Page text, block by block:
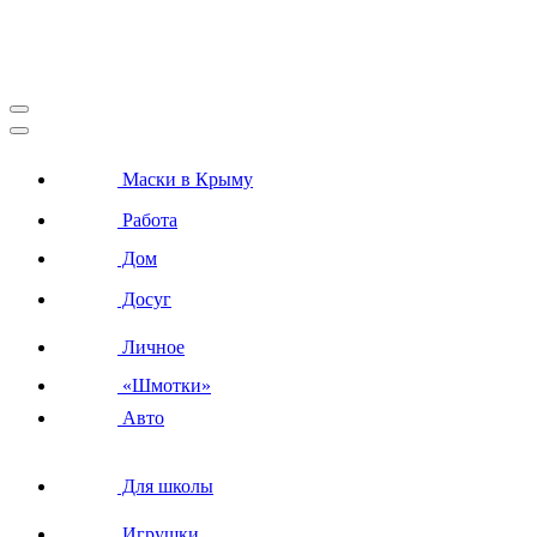
Маски в Крыму
Работа
Дом
Досуг
Личное
«Шмотки»
Авто
Для школы